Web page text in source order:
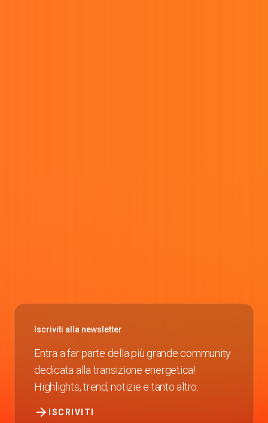
Iscriviti alla newsletter
Entra a far parte della più grande community
dedicata alla transizione energetica!
Highlights, trend, notizie e tanto altro.
ISCRIVITI
arrow_forward